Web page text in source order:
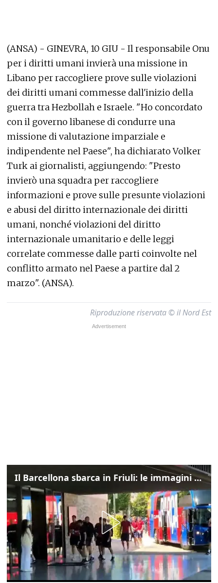
(ANSA) - GINEVRA, 10 GIU - Il responsabile Onu
per i diritti umani invierà una missione in
Libano per raccogliere prove sulle violazioni
dei diritti umani commesse dall'inizio della
guerra tra Hezbollah e Israele. "Ho concordato
con il governo libanese di condurre una
missione di valutazione imparziale e
indipendente nel Paese", ha dichiarato Volker
Turk ai giornalisti, aggiungendo: "Presto
invierò una squadra per raccogliere
informazioni e prove sulle presunte violazioni
e abusi del diritto internazionale dei diritti
umani, nonché violazioni del diritto
internazionale umanitario e delle leggi
correlate commesse dalle parti coinvolte nel
conflitto armato nel Paese a partire dal 2
marzo". (ANSA).
Riproduzione riservata © il Nord Est
Il Barcellona sbarca in Friuli: le immagini dell'arrivo in albergo